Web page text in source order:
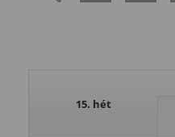
15. hét